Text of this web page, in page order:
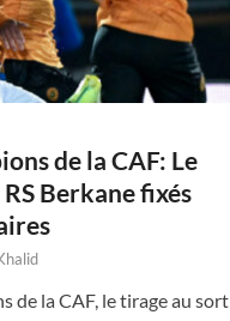
de la CAF: Le
Berkane fixés
de la CAF, le tirage au sort